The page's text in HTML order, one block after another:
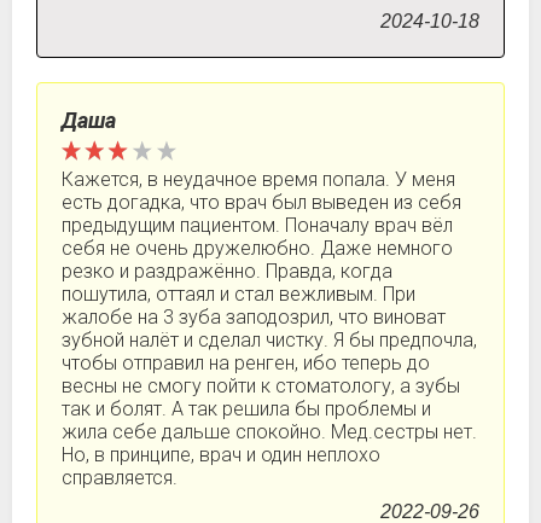
2024-10-18
Даша
Кажется, в неудачное время попала. У меня
есть догадка, что врач был выведен из себя
предыдущим пациентом. Поначалу врач вёл
себя не очень дружелюбно. Даже немного
резко и раздражённо. Правда, когда
пошутила, оттаял и стал вежливым. При
жалобе на 3 зуба заподозрил, что виноват
зубной налёт и сделал чистку. Я бы предпочла,
чтобы отправил на ренген, ибо теперь до
весны не смогу пойти к стоматологу, а зубы
так и болят. А так решила бы проблемы и
жила себе дальше спокойно. Мед.сестры нет.
Но, в принципе, врач и один неплохо
справляется.
2022-09-26